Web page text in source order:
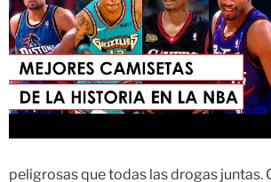
peligrosas que todas las drogas juntas.